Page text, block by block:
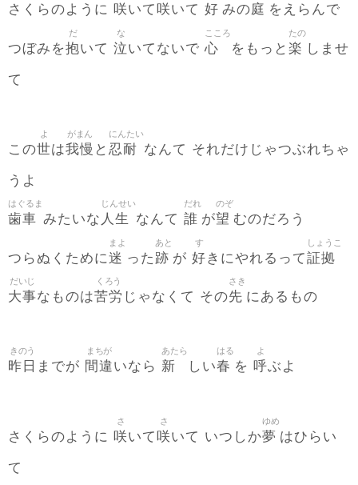
さくらのように 咲いて咲いて 好 みの庭 をえらんで
つぼみを抱
だ
いて 泣
な
いてないで 心
こころ
をもっと 楽
たの
しませ
て
この世
よ
は我慢
がまん
と 忍耐
にんたい
なんて それだけじゃつぶれちゃ
うよ
歯車
はぐるま
みたいな 人生
じんせい
なんて 誰
だれ
が望
のぞ
むのだろう
つらぬくために迷
まよ
った 跡
あと
が 好
す
きにやれるって証拠
しょうこ
大事
だいじ
なものは苦労
くろう
じゃなくて その先
さき
にあるもの
昨日
きのう
までが 間違
まちが
いなら 新
あたら
しい春
はる
を 呼
よ
ぶよ
さくらのように 咲
さ
いて咲
さ
いて いつしか夢
ゆめ
はひらい
て